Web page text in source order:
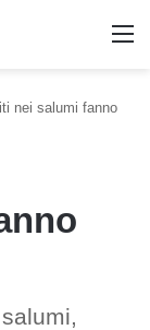
nei salumi fanno